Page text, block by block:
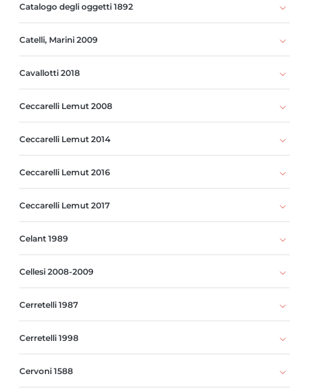
Catalogo degli oggetti 1892
Catelli, Marini 2009
Cavallotti 2018
Ceccarelli Lemut 2008
Ceccarelli Lemut 2014
Ceccarelli Lemut 2016
Ceccarelli Lemut 2017
Celant 1989
Cellesi 2008-2009
Cerretelli 1987
Cerretelli 1998
Cervoni 1588